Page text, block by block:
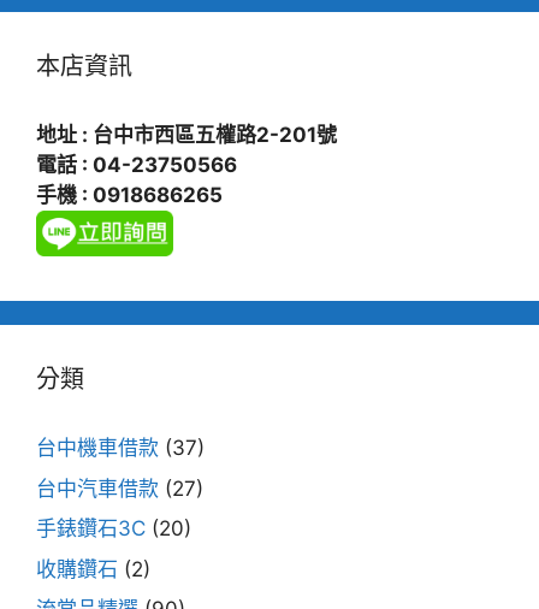
本店資訊
地址 : 台中市西區五權路2-201號
電話 : 04-23750566
手機 : 0918686265
分類
台中機車借款 (37)
台中汽車借款 (27)
手錶鑽石3C (20)
收購鑽石 (2)